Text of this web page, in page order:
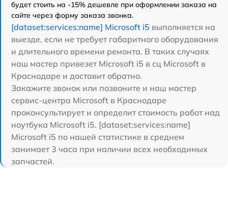
будет стоить на -15% дешевле при оформлении заказа на
сайте через форму заказа звонка.
[dataset:services:name] Microsoft i5 выполняется на
выезде, если не требует габаритного оборудования
и длительного времени ремонта. В таких случаях
наш мастер привезет Microsoft i5 в сц Microsoft в
Краснодаре и доставит обратно.
Закажите звонок или позвоните и наш мастер
сервис-центра Microsoft в Краснодаре
проконсультирует и определит стоимость работ над
ноутбука Microsoft i5. [dataset:services:name]
Microsoft i5 по нашей статистике в среднем
занимает 3 часа при наличии всех необходимых
запчастей.